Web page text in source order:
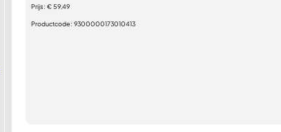
Prijs: € 59,49
Productcode: 9300000173010413